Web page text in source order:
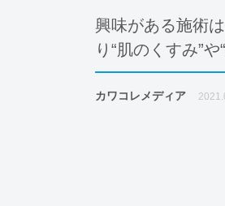
興味がある施術
り“肌のくすみ”
カワコレメディア